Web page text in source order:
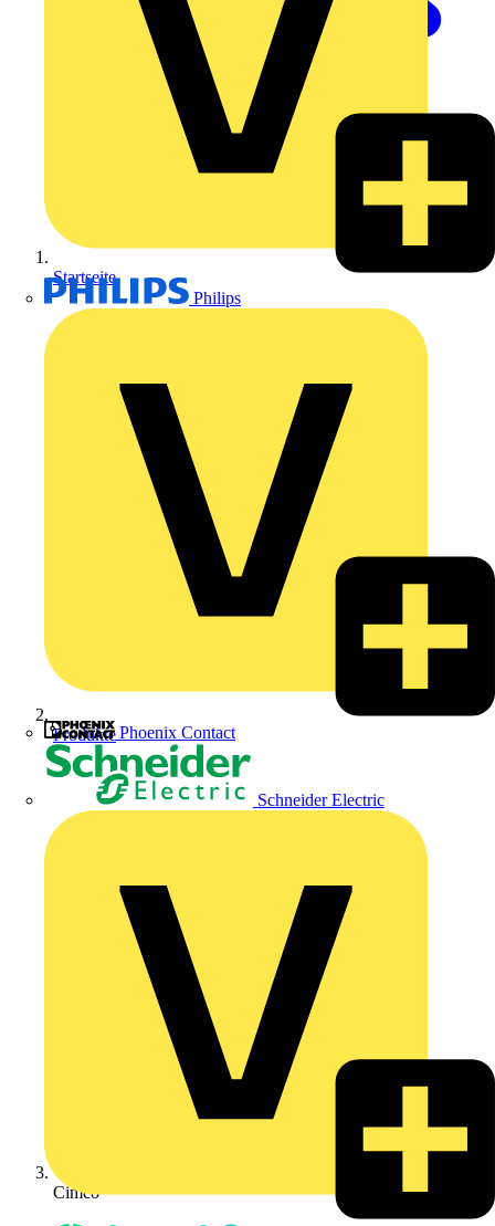
Philips
Phoenix Contact
Schneider Electric
Startseite
Produkte
Cimco